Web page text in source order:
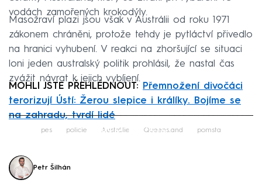
vodách zamořených krokodýly.
Masožraví plazi jsou však v Austrálii od roku 1971
zákonem chráněni, protože tehdy je pytláctví přivedlo
na hranici vyhubení. V reakci na zhoršující se situaci
loni jeden australský politik prohlásil, že nastal čas
zvážit návrat k jejich vybíjení.
MOHLI JSTE PŘEHLÉDNOUT:
Přemnožení divočáci
terorizují Ústí: Žerou slepice i králíky. Bojíme se
na zahradu, tvrdí lidé
Failed to fetch
pes policie Austrálie Queensland pomsta
Petr Šilhán